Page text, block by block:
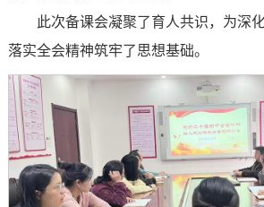
此次备课会凝聚了育人共识，为深
落实全会精神筑牢了思想基础。